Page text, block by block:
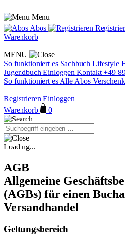
Menu
Abos
Warenkorb
MENU
So funktioniert es Sachbuch Lifestyle
Jugendbuch Einloggen Kontakt +49
So funktioniert es Alle Abos
Registrieren Einloggen
Warenkorb
0
Loading...
AGB
Allgemeine
(AGBs) für einen
Versandhandel
Geltungsbereich